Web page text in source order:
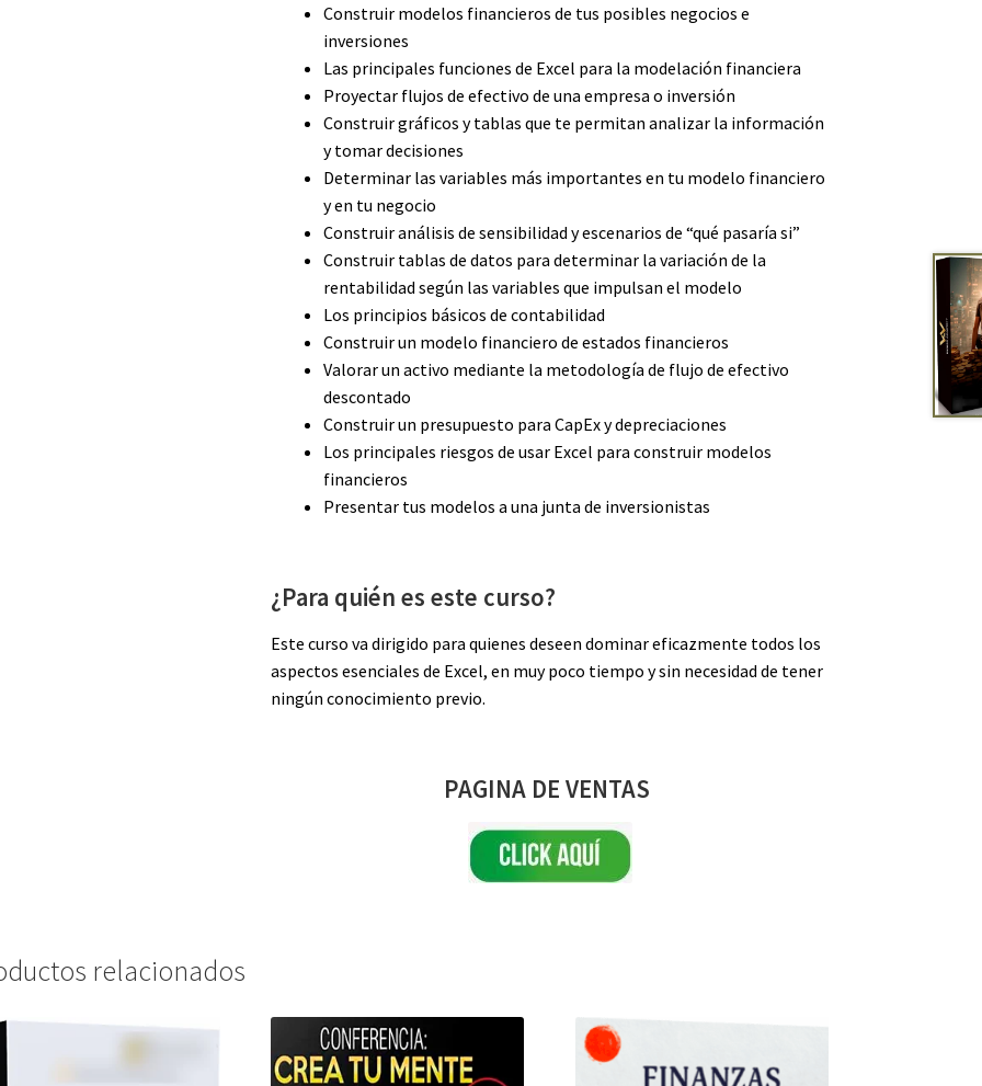
Construir modelos financieros de tus posibles negocios e
inversiones
Las principales funciones de Excel para la modelación financiera
Proyectar flujos de efectivo de una empresa o inversión
Construir gráficos y tablas que te permitan analizar la información
y tomar decisiones
Determinar las variables más importantes en tu modelo financiero
y en tu negocio
Construir análisis de sensibilidad y escenarios de “qué pasaría si”
Construir tablas de datos para determinar la variación de la
rentabilidad según las variables que impulsan el modelo
Los principios básicos de contabilidad
Construir un modelo financiero de estados financieros
Valorar un activo mediante la metodología de flujo de efectivo
descontado
Construir un presupuesto para CapEx y depreciaciones
Los principales riesgos de usar Excel para construir modelos
financieros
Presentar tus modelos a una junta de inversionistas
¿Para quién es este curso?
Este curso va dirigido para quienes deseen dominar eficazmente todos los
aspectos esenciales de Excel, en muy poco tiempo y sin necesidad de tener
ningún conocimiento previo.
PAGINA DE VENTAS
relacionados